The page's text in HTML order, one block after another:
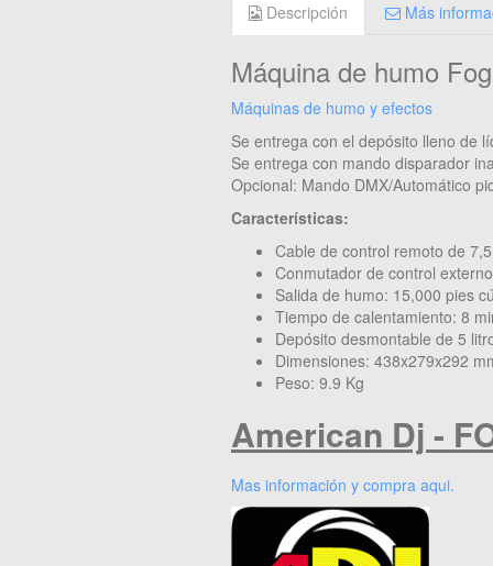
Descripción Más
Máquina de humo
Máquinas de humo y efectos
Se entrega con el depósito lleno de
Se entrega con mando disparador
Opcional: Mando DMX/Automático
Características:
Cable de control remoto de
Conmutador de control
Salida de humo: 15,000 pies
Tiempo de calentamiento: 8
Depósito desmontable de 5
Dimensiones: 438x279x292
Peso: 9.9 Kg
American Dj -
Mas información y compra aqui.